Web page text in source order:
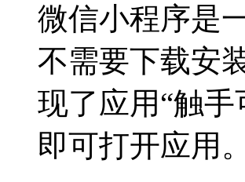
微信小程序是
不需要下载安
现了应用“触
即可打开应用。